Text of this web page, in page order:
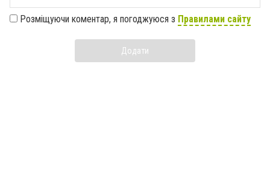
Розміщуючи коментар, я погоджуюся з Правилами сайту
Додати